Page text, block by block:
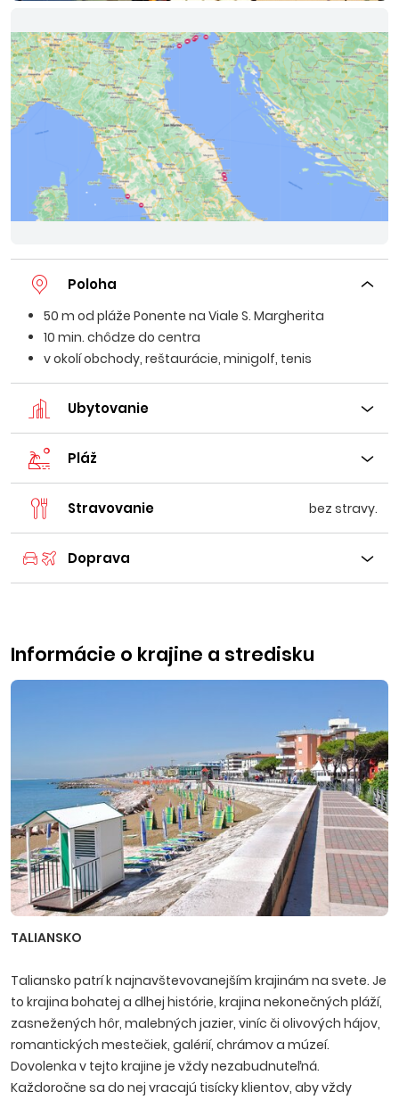
Poloha
50 m od pláže Ponente na Viale S. Margherita
10 min. chôdze do centra
v okolí obchody, reštaurácie, minigolf, tenis
Ubytovanie
Pláž
Stravovanie bez stravy.
Doprava
Informácie o krajine a stredisku
TALIANSKO
Taliansko patrí k najnavštevovanejším krajinám na svete. Je
to krajina bohatej a dlhej histórie, krajina nekonečných pláží,
zasnežených hôr, malebných jazier, viníc či olivových hájov,
romantických mestečiek, galérií, chrámov a múzeí.
Dovolenka v tejto krajine je vždy nezabudnuteľná.
Každoročne sa do nej vracajú tisícky klientov, aby vždy